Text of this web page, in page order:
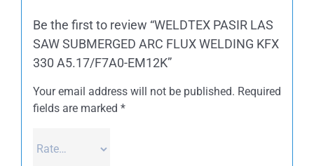
Be the first to review “WELDTEX PASIR LAS
SAW SUBMERGED ARC FLUX WELDING KFX
330 A5.17/F7A0-EM12K”
Your email address will not be published. Required
fields are marked *